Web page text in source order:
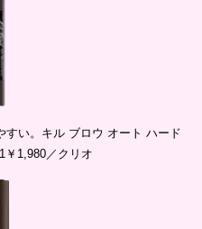
すい。キル ブロウ オート ハード
￥1,980／クリオ